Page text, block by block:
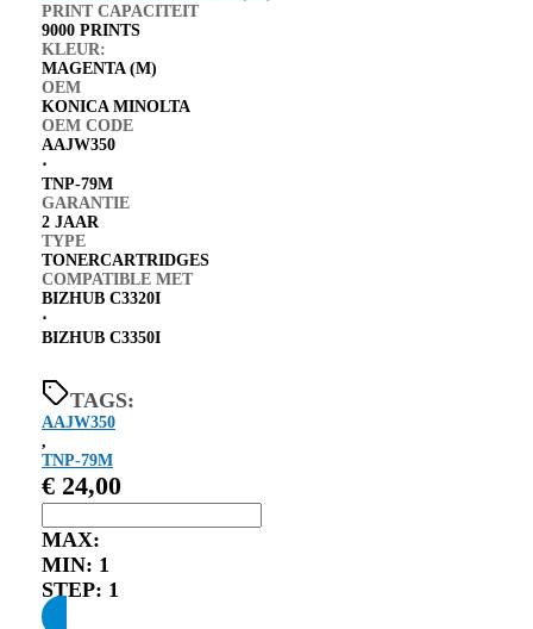
PRINT CAPACITEIT
9000 PRINTS
KLEUR:
MAGENTA (M)
OEM
KONICA MINOLTA
OEM CODE
AAJW350
⋅
TNP-79M
GARANTIE
2 JAAR
TYPE
TONERCARTRIDGES
COMPATIBLE MET
BIZHUB C3320I
⋅
BIZHUB C3350I
TAGS:
AAJW350
,
TNP-79M
€ 24,00
MAX:
MIN: 1
STEP: 1